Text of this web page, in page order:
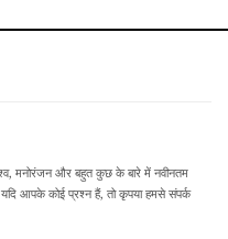
मनोरंजन और बहुत कुछ के बारे में नवीनतम
आपके कोई प्रश्न हैं, तो कृपया हमसे संपर्क